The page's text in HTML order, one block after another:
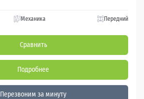
Механика Передний
Сравнить
Подробнее
Перезвоним за минуту